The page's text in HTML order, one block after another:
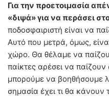
Για την προετοιμασία
«διψά» για να περάσει
ποδοσφαιριστή είναι να
Αυτό που μετρά, όμως,
χώρο. Θα θέλαμε να
παίκτες αρέσει να παίζουν
μπορούμε να βοηθήσουμε
σημασία έχει τι θα κάνουν